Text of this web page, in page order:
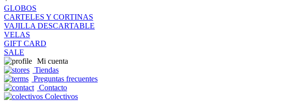
GLOBOS
CARTELES Y CORTINAS
VAJILLA DESCARTABLE
VELAS
GIFT CARD
SALE
Mi cuenta
Tiendas
Preguntas frecuentes
Contacto
Colectivos